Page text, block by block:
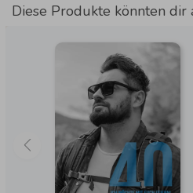
Diese Produkte könnten dir